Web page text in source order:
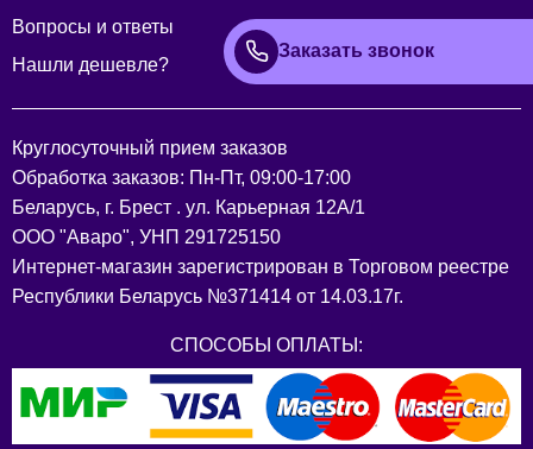
Вопросы и ответы
Нашли дешевле?
Заказать звонок
Круглосуточный прием заказов
Обработка заказов: Пн-Пт, 09:00-17:00
Беларусь, г. Брест . ул. Карьерная 12А/1
ООО "Аваро", УНП 291725150
Интернет-магазин зарегистрирован в Торговом реестре
Республики Беларусь №371414 от 14.03.17г.
СПОСОБЫ ОПЛАТЫ: